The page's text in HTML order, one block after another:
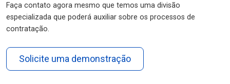
Faça contato agora mesmo que temos uma divisão
especializada que poderá auxiliar sobre os processos de
contratação.
Solicite uma demonstração